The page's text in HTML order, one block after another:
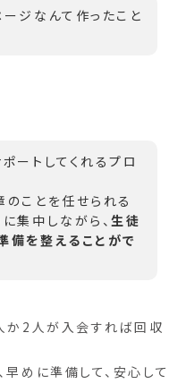
ージなんて作ったこと
ートしてくれるプロ
のことを任せられる
集中しながら、生徒
備を整えることがで
か2人が入会すれば回収
めに準備して、安心して